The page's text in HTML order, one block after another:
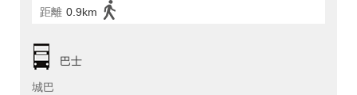
距離 0.9km
巴士
城巴